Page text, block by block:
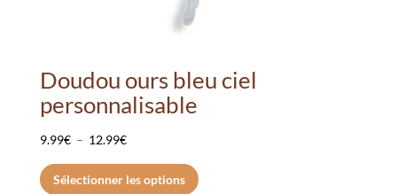
Doudou ours bleu ciel
personnalisable
9.99€ – 12.99€Plage
de
prix :
Sélectionner les options
produit